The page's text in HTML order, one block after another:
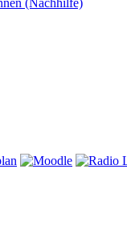
(Nachhilfe)